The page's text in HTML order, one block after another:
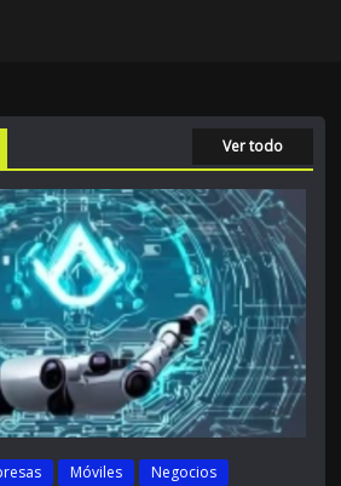
Ver todo
Móviles
Negocios